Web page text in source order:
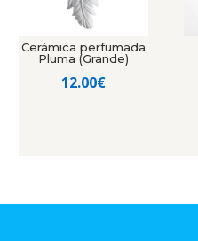
Cerámica perfumada
Pluma (Grande)
12.00€